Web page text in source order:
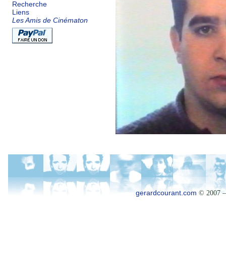
Recherche
Liens
Les Amis de Cinématon
gerardcourant.com © 2007